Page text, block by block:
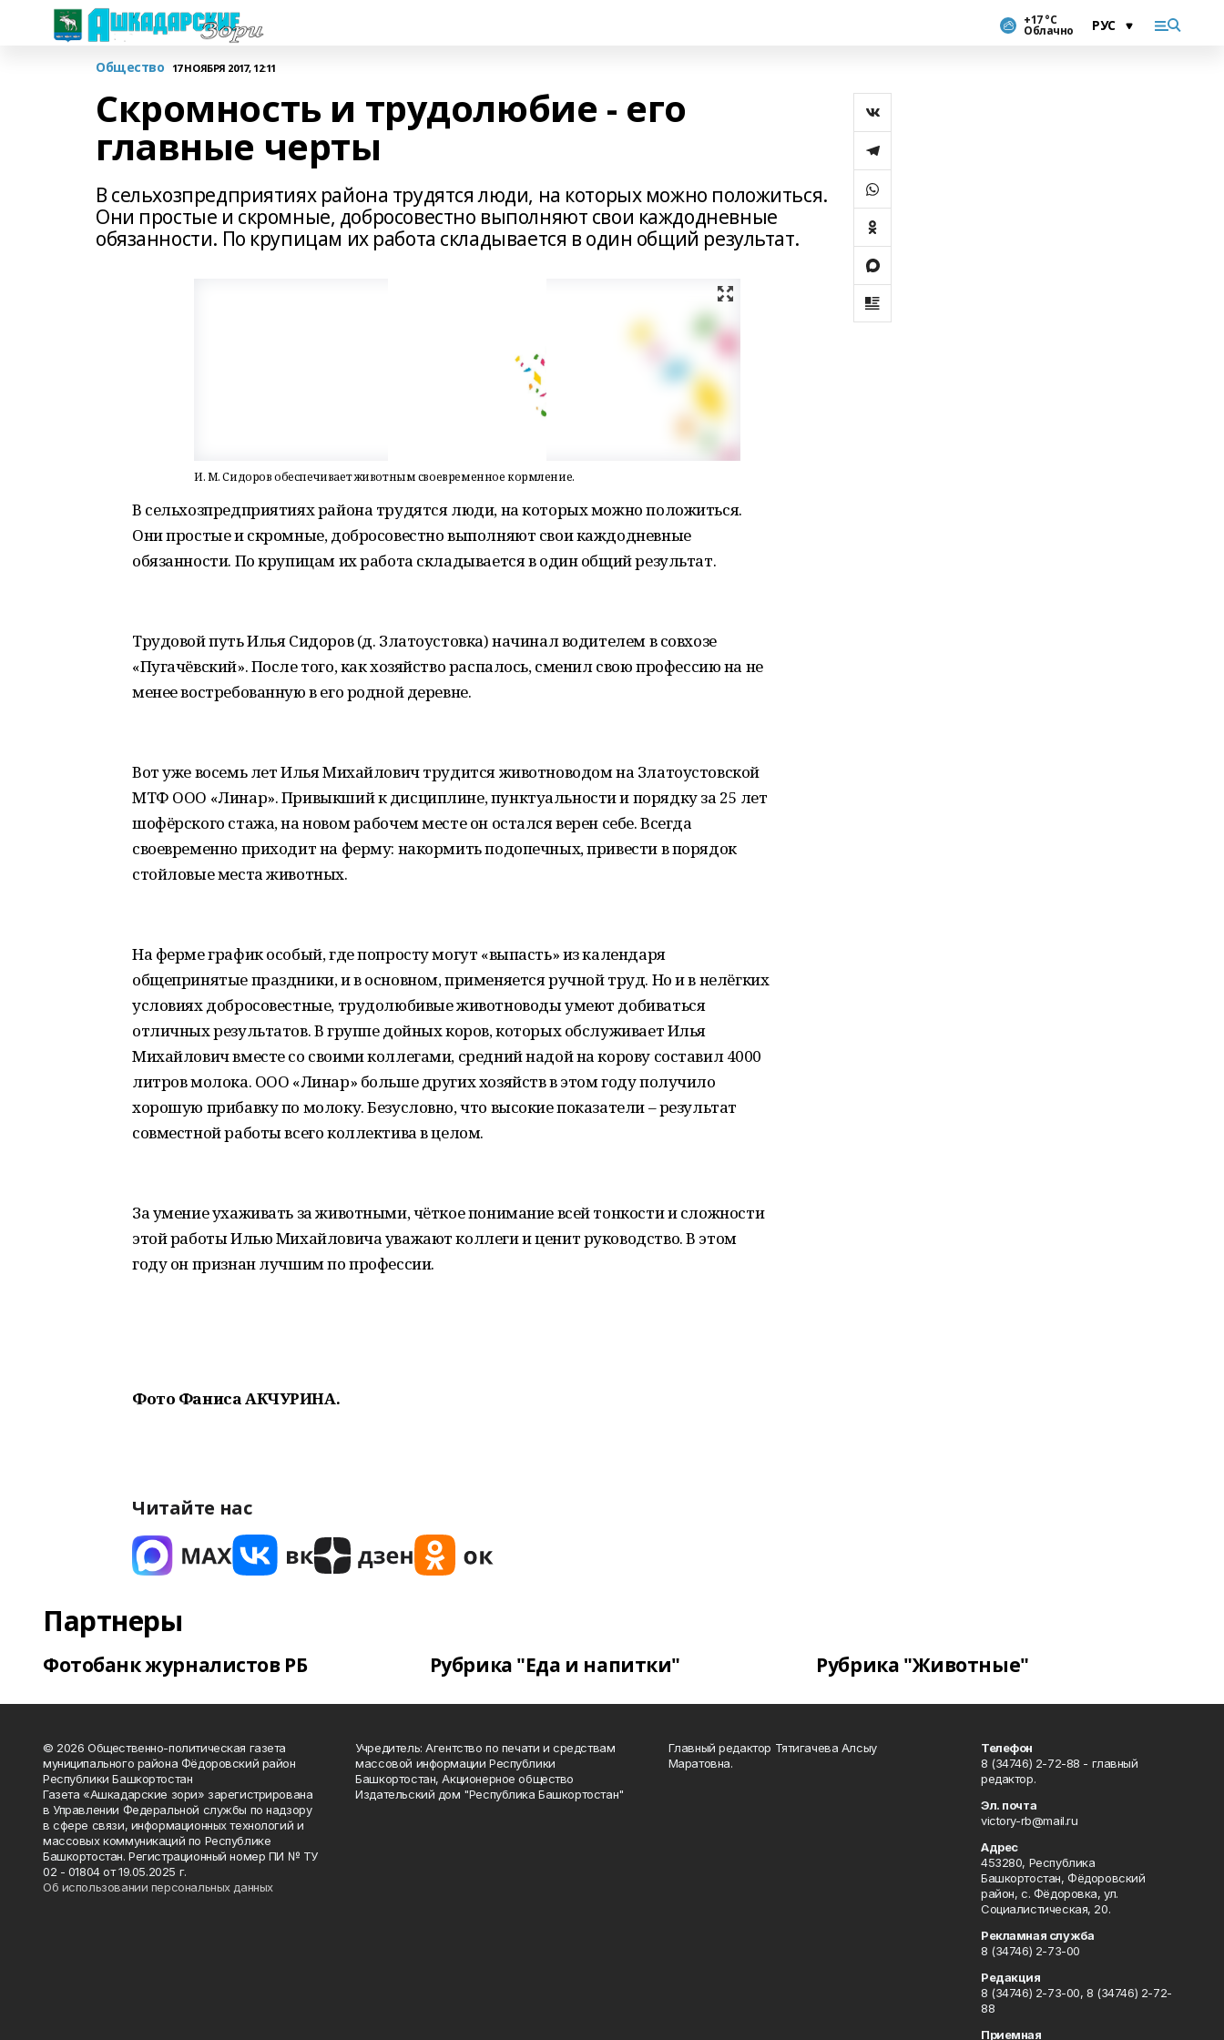
+17 °С
Облачно
Общество 17 НОЯБРЯ 2017, 12:11
Скромность и трудолюбие - его
главные черты
В сельхозпредприятиях района трудятся люди, на которых можно положиться.
Они простые и скромные, добросовестно выполняют свои каждодневные
обязанности. По крупицам их работа складывается в один общий результат.
И. М. Сидоров обеспечивает животным своевременное кормление.
В сельхозпредприятиях района трудятся люди, на которых можно положиться.
Они простые и скромные, добросовестно выполняют свои каждодневные
обязанности. По крупицам их работа складывается в один общий результат.
Трудовой путь Илья Сидоров (д. Златоустовка) начинал водителем в совхозе
«Пугачёвский». После того, как хозяйство распалось, сменил свою профессию на не
менее востребованную в его родной деревне.
Вот уже восемь лет Илья Михайлович трудится животноводом на Златоустовской
МТФ ООО «Линар». Привыкший к дисциплине, пунктуальности и порядку за 25 лет
шофёрского стажа, на новом рабочем месте он остался верен себе. Всегда
своевременно приходит на ферму: накормить подопечных, привести в порядок
стойловые места животных.
На ферме график особый, где попросту могут «выпасть» из календаря
общепринятые праздники, и в основном, применяется ручной труд. Но и в нелёгких
условиях добросовестные, трудолюбивые животноводы умеют добиваться
отличных результатов. В группе дойных коров, которых обслуживает Илья
Михайлович вместе со своими коллегами, средний надой на корову составил 4000
литров молока. ООО «Линар» больше других хозяйств в этом году получило
хорошую прибавку по молоку. Безусловно, что высокие показатели – результат
совместной работы всего коллектива в целом.
За умение ухаживать за животными, чёткое понимание всей тонкости и сложности
этой работы Илью Михайловича уважают коллеги и ценит руководство. В этом
году он признан лучшим по профессии.
Фото Фаниса АКЧУРИНА.
Читайте нас
Партнеры
Фотобанк журналистов РБ Рубрика "Еда и напитки" Рубрика "Животные"
© 2026 Общественно-политическая газета
муниципального района Фёдоровский район
Республики Башкортостан
Газета «Ашкадарские зори» зарегистрирована
в Управлении Федеральной службы по надзору
в сфере связи, информационных технологий и
массовых коммуникаций по Республике
Башкортостан. Регистрационный номер ПИ № ТУ
02 - 01804 от 19.05.2025 г.
Об использовании персональных данных
Учредитель: Агентство по печати и средствам
массовой информации Республики
Башкортостан, Акционерное общество
Издательский дом "Республика Башкортостан"
Главный редактор Тятигачева Алсыу
Маратовна.
Телефон
8 (34746) 2-72-88 - главный
редактор.
Эл. почта
victory-rb@mail.ru
Адрес
453280, Республика
Башкортостан, Фёдоровский
район, с. Фёдоровка, ул.
Социалистическая, 20.
Рекламная служба
8 (34746) 2-73-00
Редакция
8 (34746) 2-73-00, 8 (34746) 2-72-
88
Приемная